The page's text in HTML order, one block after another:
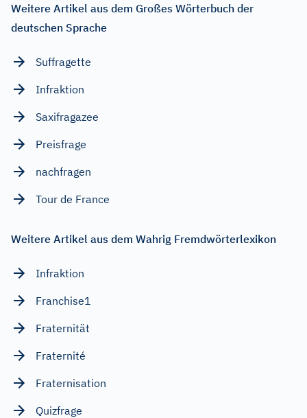
Weitere Artikel aus dem Großes Wörterbuch der
deutschen Sprache
Suffragette
Infraktion
Saxifragazee
Preisfrage
nachfragen
Tour de France
Weitere Artikel aus dem Wahrig Fremdwörterlexikon
Infraktion
Franchise1
Fraternität
Fraternité
Fraternisation
Quizfrage